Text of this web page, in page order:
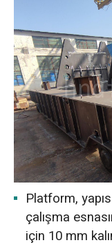
Platform,
çalışma
için 10 mm